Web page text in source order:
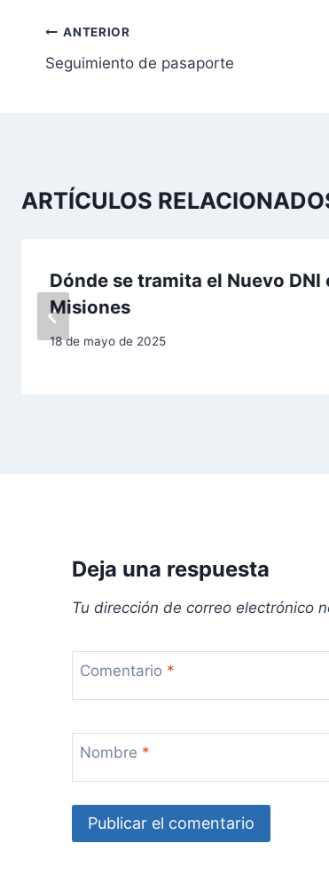
N
a
g
i
ó
ANTERIOR
Seguimiento de pasaporte
ARTÍCULOS
Dónde se tramita el Nuevo DNI
Misiones
18 de mayo de 2025
Deja una respuesta
Tu dirección de correo electrónico
Comentario *
Nombre *